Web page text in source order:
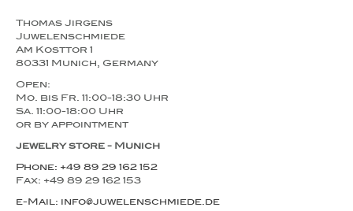
Thomas Jirgens
Juwelenschmiede
Am Kosttor 1
80331 Munich, Germany
Open:
Mo. bis Fr. 11:00-18:30 Uhr
Sa. 11:00-18:00 Uhr
or by appointment
jewelry store - Munich
Phone: +49 89 29 162 152
Fax: +49 89 29 162 153
e-Mail: info@juwelenschmiede.de